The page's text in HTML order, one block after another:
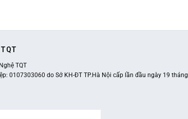
TQT
0107303060 do Sở KH-ĐT TP.Hà Nội cấp lần đầu ngày 19 tháng